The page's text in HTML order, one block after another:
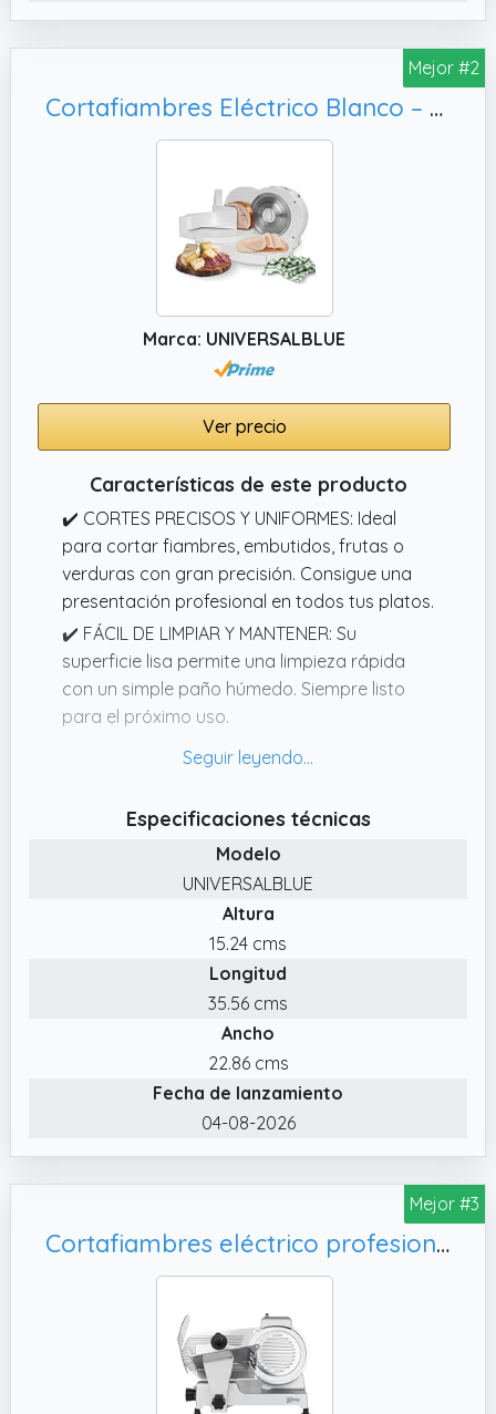
Mejor #2
Cortafiambres Eléctrico Blanco – Rebanadora de Cocina Ligera y Duradera con Cuchilla Afilada para Fiambres, Frutas y Verduras – Diseño Elegante y Fácil de Limpiar
Marca: UNIVERSALBLUE
Ver precio
Características de este producto
✔️ CORTES PRECISOS Y UNIFORMES: Ideal
para cortar fiambres, embutidos, frutas o
verduras con gran precisión. Consigue una
presentación profesional en todos tus platos.
✔️ FÁCIL DE LIMPIAR Y MANTENER: Su
superficie lisa permite una limpieza rápida
con un simple paño húmedo. Siempre listo
para el próximo uso.
✔️ LIGERO PERO RESISTENTE: Fabricado con
manteniéndose fácil de manejar.
✔️ DISEÑO ELEGANTE Y MODERNO: Acabado
en blanco limpio que combina perfectamente
con cualquier estilo de cocina. Aporta un
toque contemporáneo sin sacrificar
✔️ MULTIUSOS Y FUNCIONAL: No solo es
perfecto para fiambres y quesos, también
para frutas, verduras y mucho más. Una
herramienta imprescindible en tu cocina
Especificaciones técnicas
Modelo
UNIVERSALBLUE
Altura
15.24 cms
Longitud
35.56 cms
Ancho
22.86 cms
Fecha de lanzamiento
04-08-2026
Mejor #3
Cortafiambres eléctrico profesional MSX220 de H.Koenig - Cuchilla de 22 cm, 282 rpm - Acero inoxidable.